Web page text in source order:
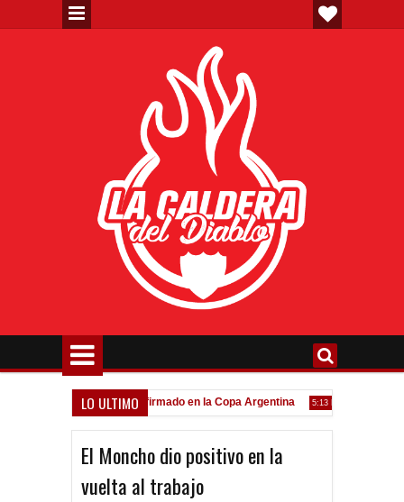
LO ULTIMO
Todo confirmado en la Copa Argentina 5:13 PM Goleada
El Moncho dio positivo en la
vuelta al trabajo